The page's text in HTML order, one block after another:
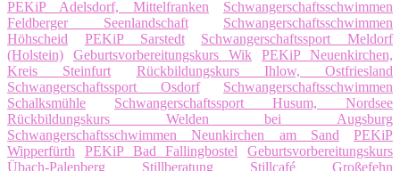
PEKiP Adelsdorf, Mittelfranken
Schwangerschaftsschwimmen
Feldberger Seenlandschaft
Schwangerschaftsschwimmen
Höhscheid
PEKiP Sarstedt
Schwangerschaftssport Meldorf
(Holstein)
Geburtsvorbereitungskurs Wik
PEKiP Neuenkirchen,
Kreis Steinfurt
Rückbildungskurs Ihlow, Ostfriesland
Schwangerschaftssport Osdorf
Schwangerschaftsschwimmen
Schalksmühle
Schwangerschaftssport Husum, Nordsee
Rückbildungskurs Welden bei Augsburg
Schwangerschaftsschwimmen Neunkirchen am Sand
PEKiP
Wipperfürth
PEKiP Bad Fallingbostel
Geburtsvorbereitungskurs
Übach-Palenberg
Stillberatung Stillcafé Großefehn